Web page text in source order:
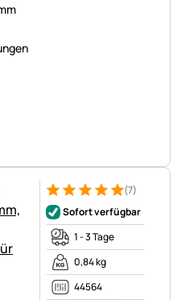
Bewertung: 5 von 5 (7
7 Bewertungen
(7)
Sofort verfügbar
1 - 3 Tage
0,84 kg
44564